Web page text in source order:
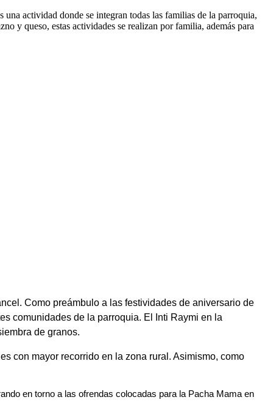
actividad donde se integran todas las familias de la parroquia,
y queso, estas actividades se realizan por familia, además para
Como preámbulo a las festividades de aniversario de
comunidades de la parroquia. El Inti Raymi en la
de granos.
con mayor recorrido en la zona rural. Asimismo, como
en torno a las ofrendas colocadas para la Pacha Mama en